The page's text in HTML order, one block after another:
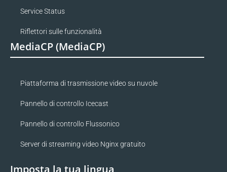
Service Status
Riflettori sulle funzionalità
MediaCP (MediaCP)
Piattaforma di trasmissione video su nuvole
Pannello di controllo Icecast
Pannello di controllo Flussonico
Server di streaming video Nginx gratuito